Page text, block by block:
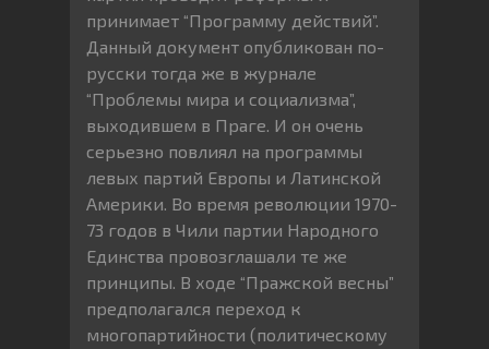
принимает “Программу действий”.
Данный документ опубликован по-
русски тогда же в журнале
“Проблемы мира и социализма”,
выходившем в Праге. И он очень
серьезно повлиял на программы
левых партий Европы и Латинской
Америки. Во время революции 1970-
73 годов в Чили партии Народного
Единства провозглашали те же
принципы. В ходе “Пражской весны”
предполагался переход к
многопартийности (политическому